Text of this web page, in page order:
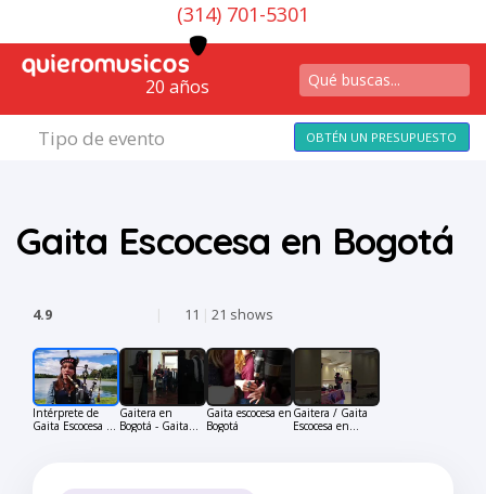
(314) 701-5301
20 años
Tipo de evento OBTÉN UN PRESUPUESTO
Gaita Escocesa en Bogotá
4.9 | 11 | 21 shows
Intérprete de
Gaita Escocesa en
Gaitera en
Bogotá - Gaita
Gaita escocesa en
Bogotá
Gaitera / Gaita
Escocesa en